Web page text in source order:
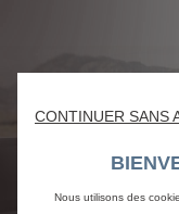
CONTINUER SANS
Nous utilisons des